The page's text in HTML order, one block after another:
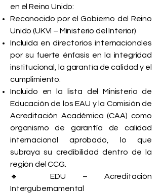
en el Reino Unido:
Reconocido por el Gobierno del Reino
Unido (UKVI – Ministerio del Interior)
Incluida en directorios internacionales
por su fuerte énfasis en la integridad
institucional, la garantía de calidad y el
cumplimiento.
Incluido en la lista del Ministerio de
Educación de los EAU y la Comisión de
Acreditación Académica (CAA) como
organismo de garantía de calidad
internacional aprobado, lo que
subraya su credibilidad dentro de la
región del CCG.
🔹 EDU – Acreditación
Intergubernamental